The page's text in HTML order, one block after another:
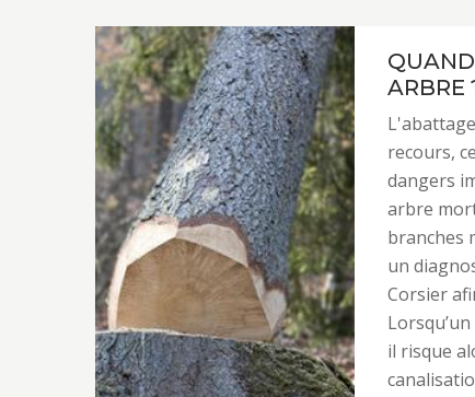
QUAND
ARBRE
recours,
dangers
arbre
branches
un
Corsier
il risque